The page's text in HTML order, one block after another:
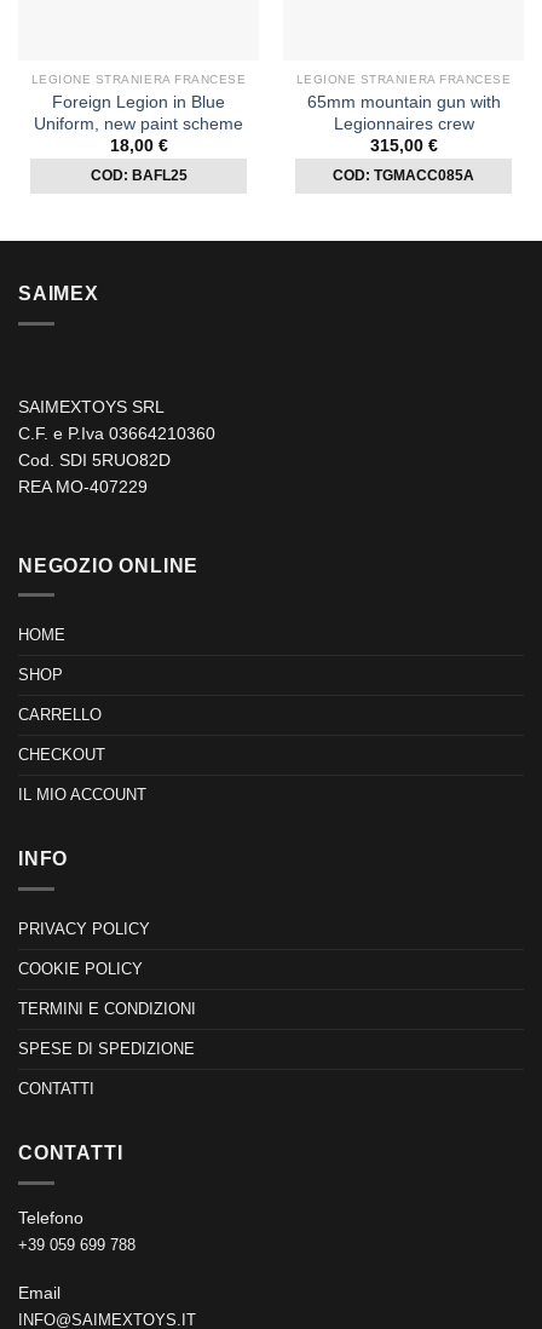
LEGIONE STRANIERA FRANCESE
Foreign Legion in Blue
Uniform, new paint scheme
18,00 €
COD: BAFL25
LEGIONE STRANIERA FRANCESE
65mm mountain gun with
Legionnaires crew
315,00 €
COD: TGMACC085A
SAIMEX
SAIMEXTOYS SRL
C.F. e P.Iva 03664210360
Cod. SDI 5RUO82D
REA MO-407229
NEGOZIO ONLINE
HOME
SHOP
CARRELLO
CHECKOUT
IL MIO ACCOUNT
INFO
PRIVACY POLICY
COOKIE POLICY
TERMINI E CONDIZIONI
SPESE DI SPEDIZIONE
CONTATTI
CONTATTI
Telefono
+39 059 699 788
Email
INFO@SAIMEXTOYS.IT